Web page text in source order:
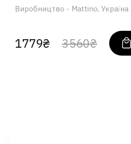
Виробництво - Mattino, Україна
1779₴ 3560₴